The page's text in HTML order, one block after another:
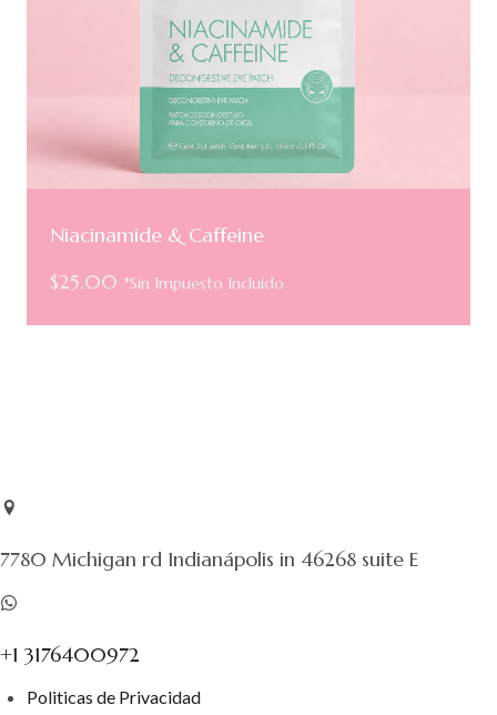
Niacinamide & Caffeine
$25.00 *Sin Impuesto Incluido
7780 Michigan rd Indianápolis in 46268 suite E
+1 3176400972
Politicas de Privacidad